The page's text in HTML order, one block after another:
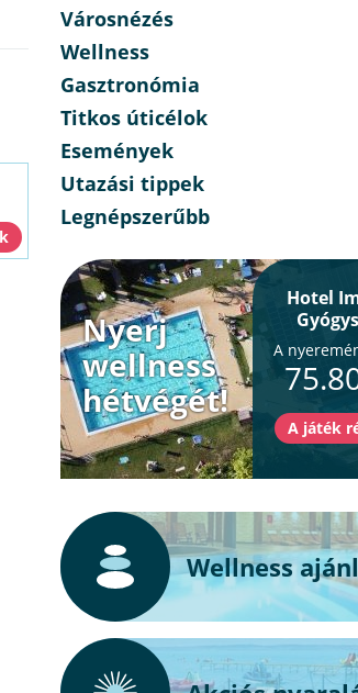
Városnézés
Wellness
Gasztronómia
Titkos úticélok
Események
Utazási tippek
Legnépszerűbb
Nyerj
wellness
hétvégét!
Hotel
A
Wellness